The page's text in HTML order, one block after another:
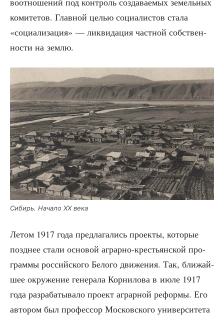
коми­те­тов. Глав­ной целью соци­а­ли­стов ста­ла
«соци­а­ли­за­ция» — лик­ви­да­ция част­ной соб­ствен­
но­сти на землю.
Сибирь. Нача­ло XX века
Летом 1917 года пред­ла­га­лись про­ек­ты, кото­рые
позд­нее ста­ли осно­вой аграр­но-кре­стьян­ской про­
грам­мы рос­сий­ско­го Бело­го дви­же­ния. Так, бли­жай­
шее окру­же­ние гене­ра­ла Кор­ни­ло­ва в июле 1917
года раз­ра­ба­ты­ва­ло про­ект аграр­ной рефор­мы. Его
авто­ром был про­фес­сор Мос­ков­ско­го уни­вер­си­те­та